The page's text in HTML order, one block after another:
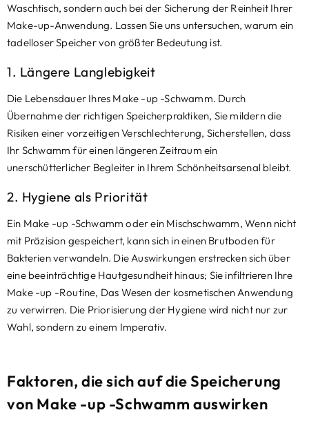
Waschtisch, sondern auch bei der Sicherung der Reinheit Ihrer
Make-up-Anwendung. Lassen Sie uns untersuchen, warum ein
tadelloser Speicher von größter Bedeutung ist.
1. Längere Langlebigkeit
Die Lebensdauer Ihres Make -up -Schwamm. Durch
Übernahme der richtigen Speicherpraktiken, Sie mildern die
Risiken einer vorzeitigen Verschlechterung, Sicherstellen, dass
Ihr Schwamm für einen längeren Zeitraum ein
unerschütterlicher Begleiter in Ihrem Schönheitsarsenal bleibt.
2. Hygiene als Priorität
Ein Make -up -Schwamm oder ein Mischschwamm, Wenn nicht
mit Präzision gespeichert, kann sich in einen Brutboden für
Bakterien verwandeln. Die Auswirkungen erstrecken sich über
eine beeinträchtige Hautgesundheit hinaus; Sie infiltrieren Ihre
Make -up -Routine, Das Wesen der kosmetischen Anwendung
zu verwirren. Die Priorisierung der Hygiene wird nicht nur zur
Wahl, sondern zu einem Imperativ.
Faktoren, die sich auf die Speicherung
von Make -up -Schwamm auswirken